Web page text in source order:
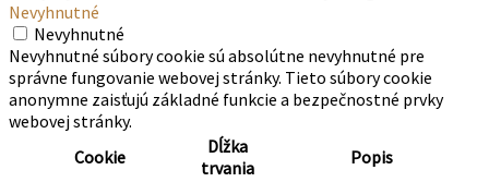
Nevyhnutné
Nevyhnutné
Nevyhnutné súbory cookie sú absolútne nevyhnutné pre
správne fungovanie webovej stránky. Tieto súbory cookie
anonymne zaisťujú základné funkcie a bezpečnostné prvky
webovej stránky.
Cookie
Dĺžka
trvania
Popis